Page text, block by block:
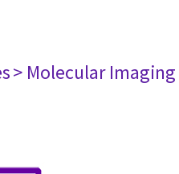
> Molecular